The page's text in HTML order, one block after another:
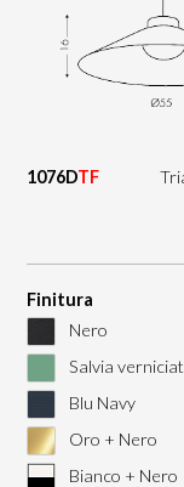
1076DTF
Finitura
Nero
Salvia
Blu Navy
Oro + Nero
Bianco + Nero